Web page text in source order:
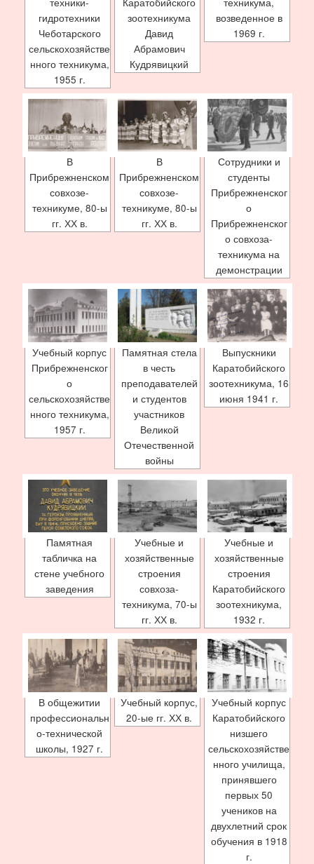
гидротехники
Чеботарского
сельскохозяйстве
нного техникума,
1955 г.
зоотехникума
Давид
Абрамович
Кудрявицкий
возведенное в
1969 г.
В
Прибрежненском
совхозе-
техникуме, 80-ы
гг. ХХ в.
В
Прибрежненском
совхозе-
техникуме, 80-ы
гг. ХХ в.
Сотрудники и
студенты
Прибрежненског
о
Прибрежненског
о совхоза-
техникума на
демонстрации
Учебный корпус
Прибрежненског
о
сельскохозяйстве
нного техникума,
1957 г.
Памятная стела
в честь
преподавателей
и студентов
участников
Великой
Отечественной
войны
Выпускники
Каратобийского
зоотехникума, 16
июня 1941 г.
Памятная
табличка на
стене учебного
заведения
Учебные и
хозяйственные
строения
совхоза-
техникума, 70-ы
гг. ХХ в.
Учебные и
хозяйственные
строения
Каратобийского
зоотехникума,
1932 г.
В общежитии
профессиональн
о-технической
школы, 1927 г.
Учебный корпус,
20-ые гг. ХХ в.
Учебный корпус
Каратобийского
низшего
сельскохозяйстве
нного училища,
принявшего
первых 50
учеников на
двухлетний срок
обучения в 1918
г.